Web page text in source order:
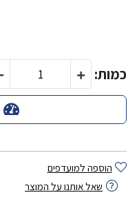
כמות:
הוספה למועדפים
שאל אותנו על המוצר